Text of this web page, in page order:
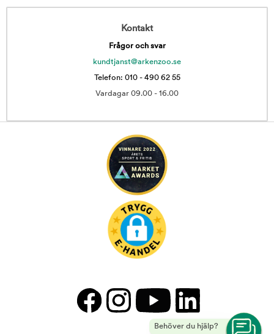
Behöver du hjälp?
Kontakt
Frågor och svar
kundtjanst@arkenzoo.se
Telefon: 010 - 490 62 55
Vardagar 09.00 - 16.00